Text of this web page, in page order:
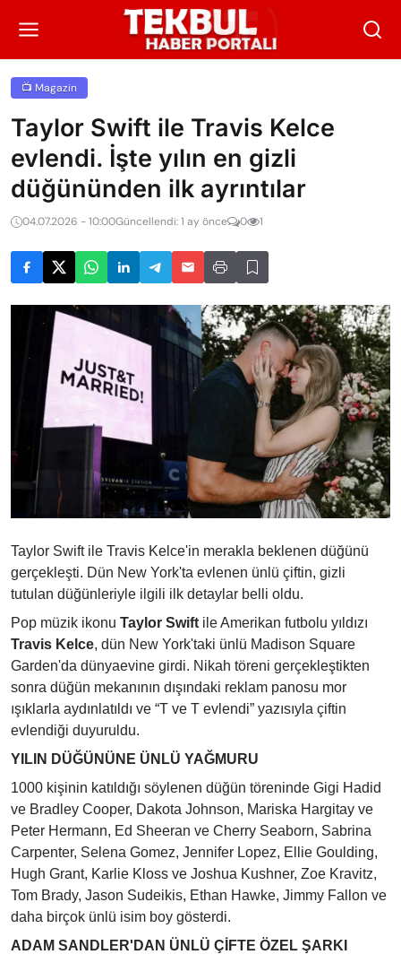
📺 Magazin
Taylor Swift ile Travis Kelce
evlendi. İşte yılın en gizli
düğününden ilk ayrıntılar
04.07.2026 - 10:00Güncellendi: 1 ay önce 0 1
Taylor Swift ile Travis Kelce'in merakla beklenen düğünü
gerçekleşti. Dün New York'ta evlenen ünlü çiftin, gizli
tutulan düğünleriyle ilgili ilk detaylar belli oldu.
Pop müzik ikonu Taylor Swift ile Amerikan futbolu yıldızı
Travis Kelce, dün New York'taki ünlü Madison Square
Garden'da dünyaevine girdi. Nikah töreni gerçekleştikten
sonra düğün mekanının dışındaki reklam panosu mor
ışıklarla aydınlatıldı ve “T ve T evlendi” yazısıyla çiftin
evlendiği duyuruldu.
YILIN DÜĞÜNÜNE ÜNLÜ YAĞMURU
1000 kişinin katıldığı söylenen düğün töreninde Gigi Hadid
ve Bradley Cooper, Dakota Johnson, Mariska Hargitay ve
Peter Hermann, Ed Sheeran ve Cherry Seaborn, Sabrina
Carpenter, Selena Gomez, Jennifer Lopez, Ellie Goulding,
Hugh Grant, Karlie Kloss ve Joshua Kushner, Zoe Kravitz,
Tom Brady, Jason Sudeikis, Ethan Hawke, Jimmy Fallon ve
daha birçok ünlü isim boy gösterdi.
ADAM SANDLER'DAN ÜNLÜ ÇİFTE ÖZEL ŞARKI